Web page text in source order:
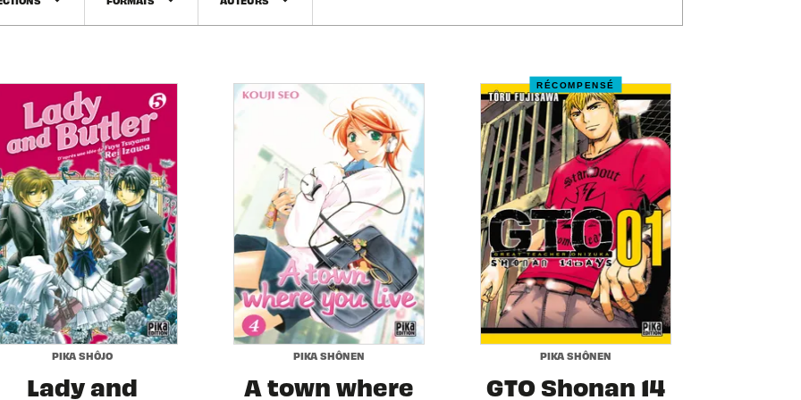
PIKA SHÔJO
Lady and
PIKA SHÔNEN
A town where
RÉCOMPENSÉ
PIKA SHÔNEN
GTO Shonan 14